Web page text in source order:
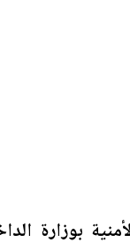
بوزارة